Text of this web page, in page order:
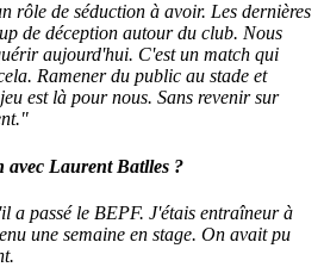
rôle de séduction à avoir. Les dernières
de déception autour du club. Nous
aujourd'hui. C'est un match qui
Ramener du public au stade et
est là pour nous. Sans revenir sur
avec Laurent Batlles ?
a passé le BEPF. J'étais entraîneur à
une semaine en stage. On avait pu